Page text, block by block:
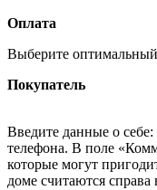
Оплата
Выберите
Покупатель
Введите данные о
телефона. В поле
которые могут
доме считаются справа